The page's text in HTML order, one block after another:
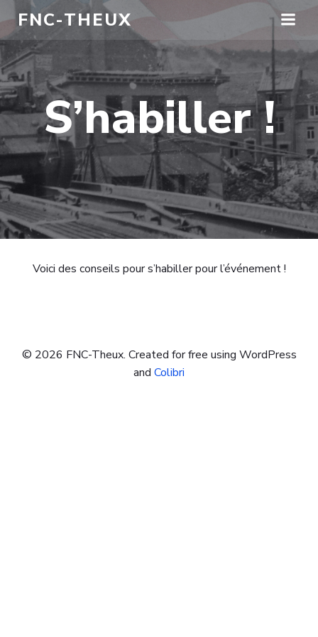
contenu
FNC-THEUX
S’habiller !
Voici des conseils pour s’habiller pour l’événement !
© 2026 FNC-Theux. Created for free using WordPress
and Colibri